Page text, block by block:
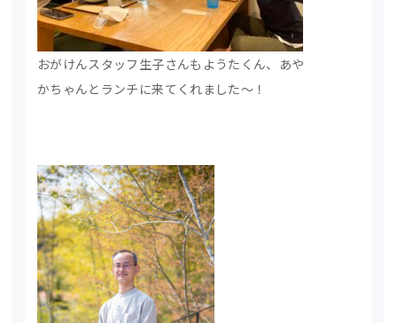
おがけんスタッフ生子さんもようたくん、あや
かちゃんとランチに来てくれました～！